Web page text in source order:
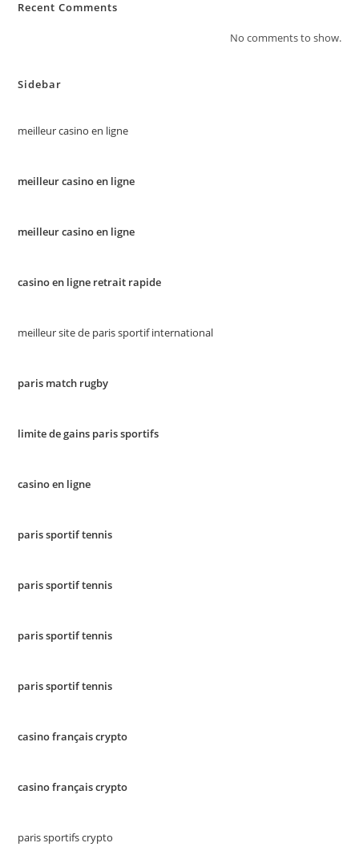
Recent Comments
No comments to show.
Sidebar
meilleur casino en ligne
meilleur casino en ligne
meilleur casino en ligne
casino en ligne retrait rapide
meilleur site de paris sportif international
paris match rugby
limite de gains paris sportifs
casino en ligne
paris sportif tennis
paris sportif tennis
paris sportif tennis
paris sportif tennis
casino français crypto
casino français crypto
paris sportifs crypto